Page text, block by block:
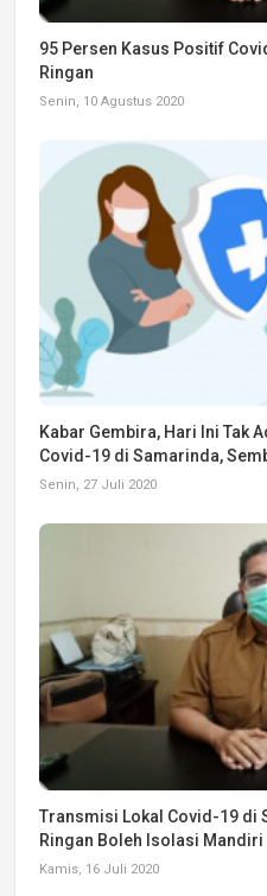
95 Persen Kasus Positif
Ringan
Senin, 10 Agustus 2020
Kabar Gembira, Hari Ini Tak
Covid-19 di Samarinda,
Senin, 27 Juli 2020
Transmisi Lokal Covid-19 di
Ringan Boleh Isolasi Mandiri
Kamis, 16 Juli 2020